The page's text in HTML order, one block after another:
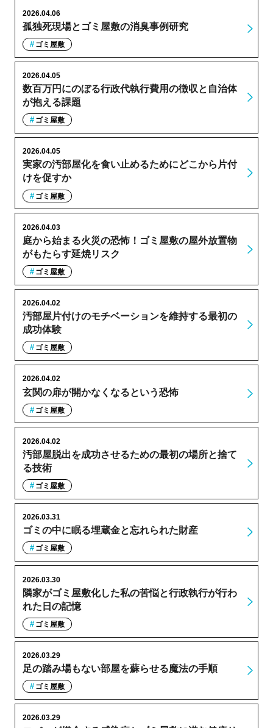
孤独死現場とゴミ屋敷の消臭事例研究
2026.04.06
ゴミ屋敷
数百万円にのぼる行政代執行費用の徴収と自治体
が抱える課題
2026.04.05
ゴミ屋敷
実家の汚部屋化を食い止めるためにどこから片付
けを促すか
2026.04.05
ゴミ屋敷
庭から始まる火災の恐怖！ゴミ屋敷の屋外放置物
がもたらす延焼リスク
2026.04.03
ゴミ屋敷
汚部屋片付けのモチベーションを維持する最初の
成功体験
2026.04.02
ゴミ屋敷
玄関の扉が開かなくなるという恐怖
2026.04.02
ゴミ屋敷
汚部屋脱出を成功させるための最初の場所と捨て
る技術
2026.04.02
ゴミ屋敷
ゴミの中に眠る埋蔵金と忘れられた財産
2026.03.31
ゴミ屋敷
隣家がゴミ屋敷化した私の苦悩と行政執行が行わ
れた日の記憶
2026.03.30
ゴミ屋敷
足の踏み場もない部屋を蘇らせる魔法の手順
2026.03.29
ゴミ屋敷
2026.03.29